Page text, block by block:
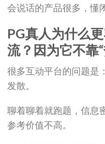
会说话的产品很多，懂
PG真人为什么
流？因为它不靠
很多互动平台的问题是
发散。
聊着聊着就跑题，信息
参考价值不高。